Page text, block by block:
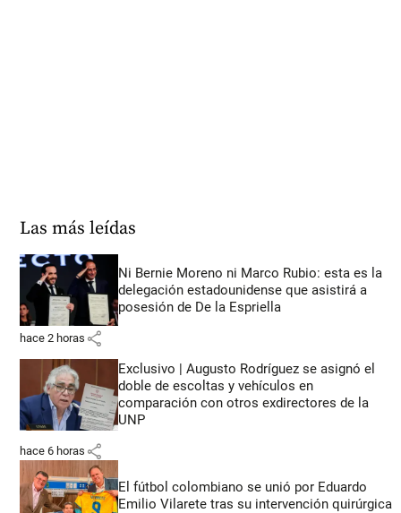
Las más leídas
Ni Bernie Moreno ni Marco Rubio: esta es la
delegación estadounidense que asistirá a
posesión de De la Espriella
hace 2 horas share
Exclusivo | Augusto Rodríguez se asignó el
doble de escoltas y vehículos en
comparación con otros exdirectores de la
UNP
hace 6 horas share
El fútbol colombiano se unió por Eduardo
Emilio Vilarete tras su intervención quirúrgica